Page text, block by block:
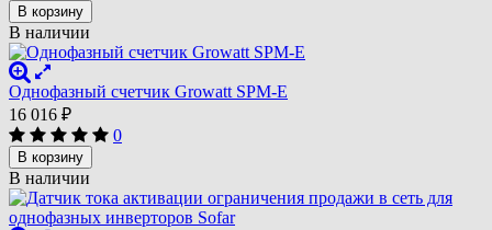
В корзину
В наличии
Однофазный счетчик Growatt SPM-E
16 016 ₽
0
В корзину
В наличии